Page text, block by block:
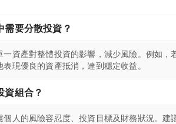
需要分散投資？
一資產對整體投資的影響，減少風險。例如，
現優良的資產抵消，達到穩定收益。
資組合？
個人的風險容忍度、投資目標及財務狀況。建